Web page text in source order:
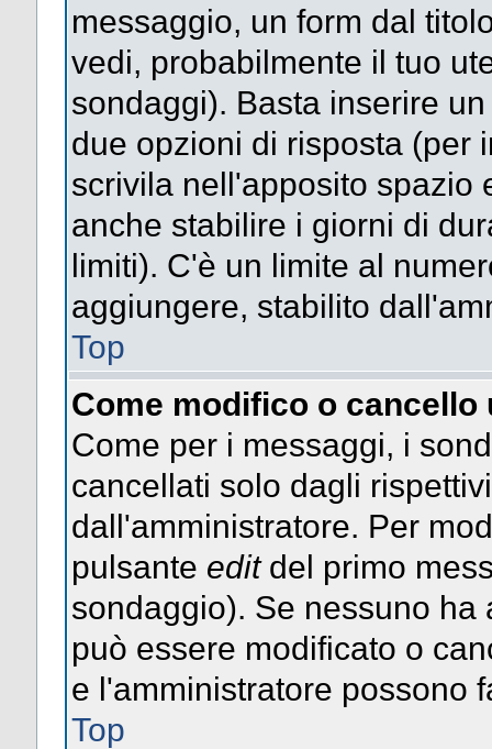
messaggio, un form dal
vedi, probabilmente il tuo
sondaggi). Basta inserire
due opzioni di risposta (per
scrivila nell'apposito spazio
anche stabilire i giorni di
limiti). C'è un limite al
aggiungere, stabilito
Top
Come modifico o cancello
Come per i messaggi, i
cancellati solo dagli
dall'amministratore. Per
pulsante editdel primo
sondaggio). Se nessuno
può essere modificato o
e l'amministratore possono
Top